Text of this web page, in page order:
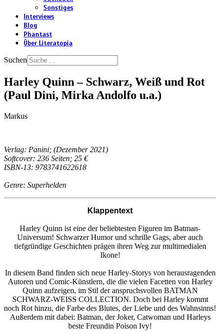
Sonstiges
Interviews
Blog
Phantast
Über Literatopia
Suchen
Harley Quinn – Schwarz, Weiß und Rot
(Paul Dini, Mirka Andolfo u.a.)
Markus
Verlag: Panini; (Dezember 2021)
Softcover: 236 Seiten; 25 €
ISBN-13: 9783741622618
Genre: Superhelden
Klappentext
Harley Quinn ist eine der beliebtesten Figuren im Batman-
Universum! Schwarzer Humor und schrille Gags, aber auch
tiefgründige Geschichten prägen ihren Weg zur multimedialen
Ikone!
In diesem Band finden sich neue Harley-Storys von herausragenden
Autoren und Comic-Künstlern, die die vielen Facetten von Harley
Quinn aufzeigen, im Stil der anspruchsvollen BATMAN
SCHWARZ-WEISS COLLECTION. Doch bei Harley kommt
noch Rot hinzu, die Farbe des Blutes, der Liebe und des Wahnsinns!
Außerdem mit dabei: Batman, der Joker, Catwoman und Harleys
beste Freundin Poison Ivy!